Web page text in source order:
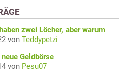
zwei Löcher, aber warum
von Teddypetzi
Geldbörse
von Pesu07